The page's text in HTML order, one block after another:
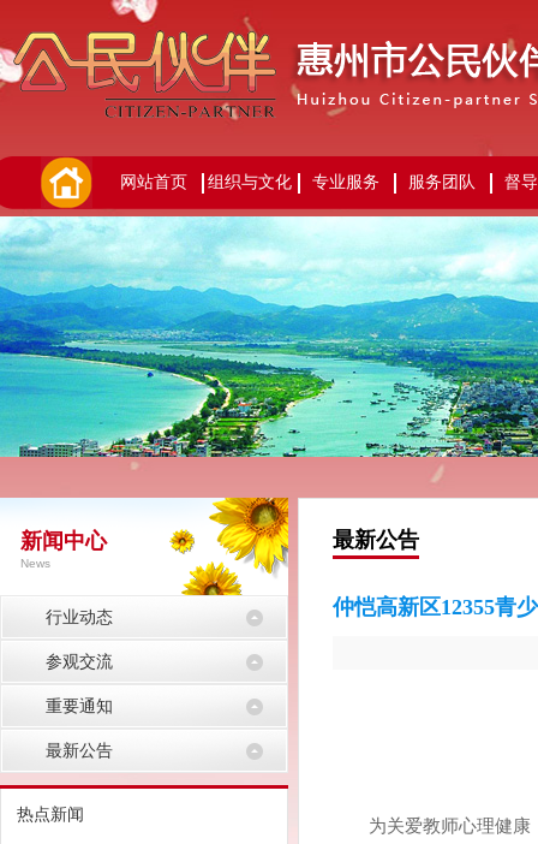
网站首页 组织与文化 专业服务 服务团队 督
新闻中心
News
行业动态
参观交流
重要通知
最新公告
热点新闻
最新公告
仲恺高新区12355青
为关爱教师心理健